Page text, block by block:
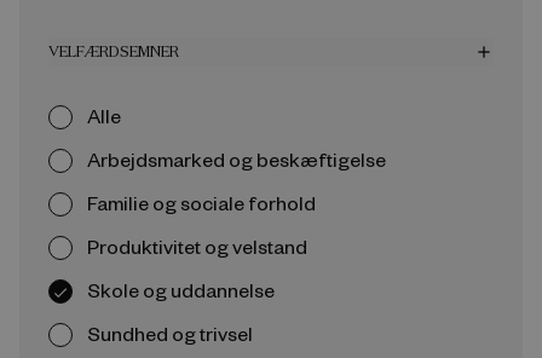
VELFÆRDSEMNER add
Alle
Arbejdsmarked og beskæftigelse
Familie og sociale forhold
Produktivitet og velstand
Skole og uddannelse
Sundhed og trivsel